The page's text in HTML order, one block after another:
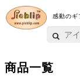
i
感動のギ
商品一覧